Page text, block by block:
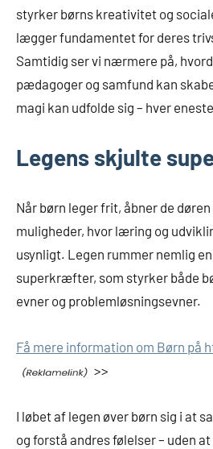
styrker børns kreativitet og
lægger fundamentet for deres
Samtidig ser vi nærmere på,
pædagoger og samfund kan
magi kan udfolde sig – hver
Legens skjulte
Når børn leger frit, åbner de
muligheder, hvor læring og
usynligt. Legen rummer nemlig
superkræfter, som styrker både
evner og problemløsningsevner.
Få mere information om Børn på
>>
I løbet af legen øver børn sig i at
og forstå andres følelser – uden